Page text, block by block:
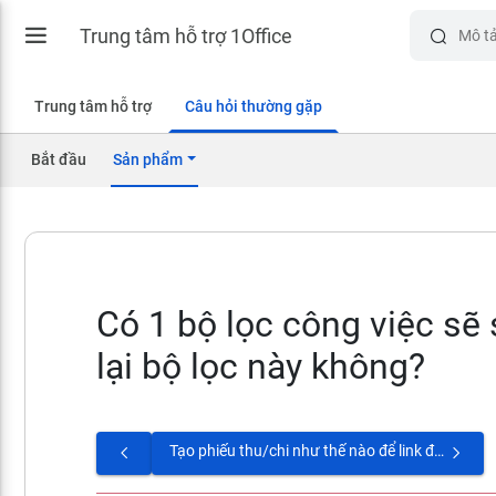
Trung tâm hỗ trợ 1Office
Trung tâm hỗ trợ Câu hỏi thường gặp
Bắt đầu Sản phẩm
Có 1 bộ lọc công việc
lại bộ lọc này không?
Tạo phiếu thu/chi như thế nào để link được với Báo cáo Tài chính trong Dự án?